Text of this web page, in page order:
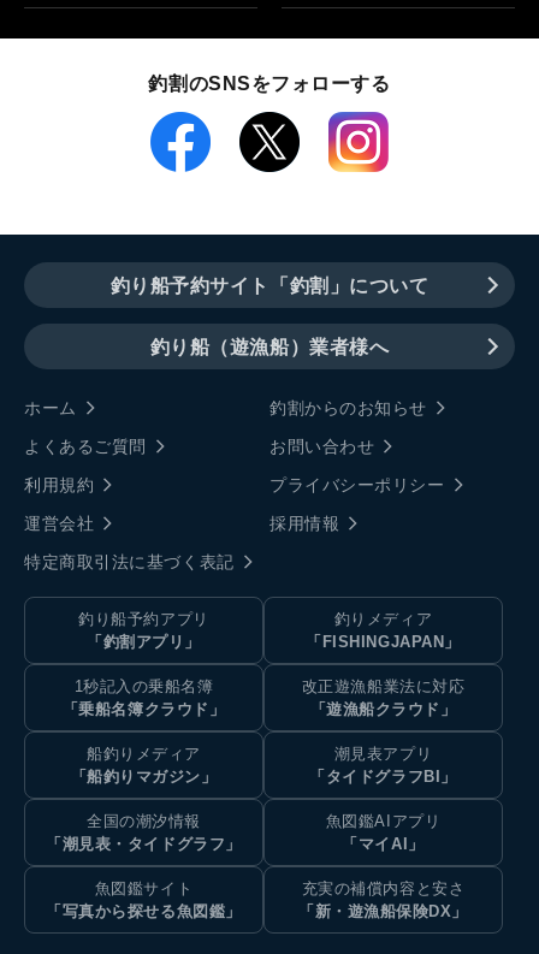
釣割のSNSをフォローする
釣り船予約サイト「釣割」について
釣り船（遊漁船）業者様へ
ホーム
釣割からのお知らせ
よくあるご質問
お問い合わせ
利用規約
プライバシーポリシー
運営会社
採用情報
特定商取引法に基づく表記
釣り船予約アプリ
「釣割アプリ」
釣りメディア
「FISHINGJAPAN」
1秒記入の乗船名簿
「乗船名簿クラウド」
改正遊漁船業法に対応
「遊漁船クラウド」
船釣りメディア
「船釣りマガジン」
潮見表アプリ
「タイドグラフBI」
全国の潮汐情報
「潮見表・タイドグラフ」
魚図鑑AIアプリ
「マイAI」
魚図鑑サイト
「写真から探せる魚図鑑」
充実の補償内容と安さ
「新・遊漁船保険DX」